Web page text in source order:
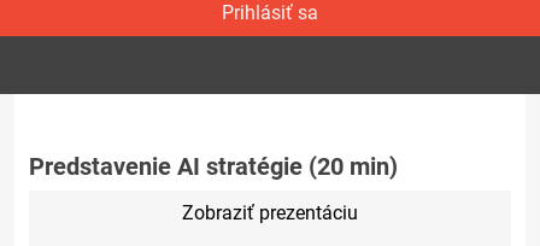
Prihlásiť sa
Predstavenie AI stratégie (20 min)
Zobraziť prezentáciu